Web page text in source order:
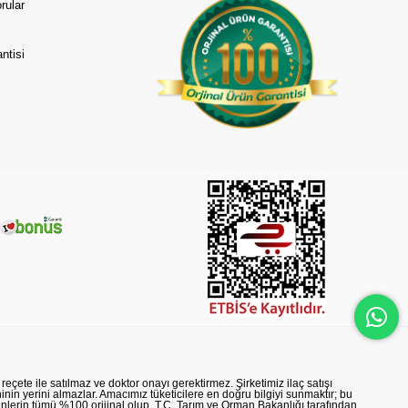
ile satılmaz ve doktor onayı gerektirmez. Şirketimiz ilaç satışı
yerini almazlar. Amacımız tüketicilere en doğru bilgiyi sunmaktır; bu
tümü %100 orijinal olup, T.C. Tarım ve Orman Bakanlığı tarafından